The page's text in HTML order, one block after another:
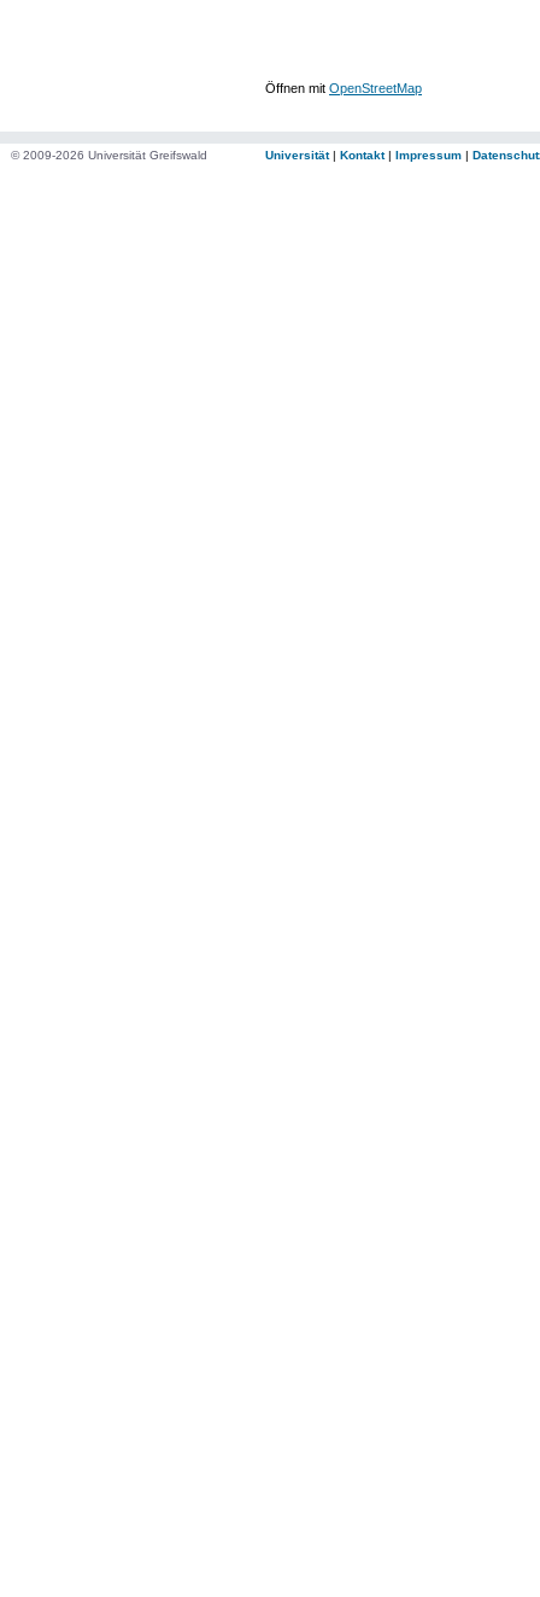
Öffnen mit OpenStreetMap
© 2009-2026 Universität Greifswald Universität| Kontakt| Impressum |